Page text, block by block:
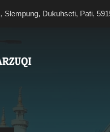
Slempung, Dukuhseti, Pati,